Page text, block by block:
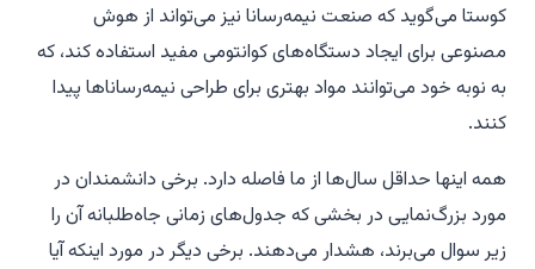
کوستا می‌گوید که صنعت نیمه‌رسانا نیز می‌تواند از هوش
مصنوعی برای ایجاد دستگاه‌های کوانتومی مفید استفاده کند، که
به نوبه خود می‌توانند مواد بهتری برای طراحی نیمه‌رساناها پیدا
کنند.
همه اینها حداقل سال‌ها از ما فاصله دارد. برخی دانشمندان در
مورد بزرگ‌نمایی در بخشی که جدول‌های زمانی جاه‌طلبانه آن را
زیر سوال می‌برند، هشدار می‌دهند. برخی دیگر در مورد اینکه آیا